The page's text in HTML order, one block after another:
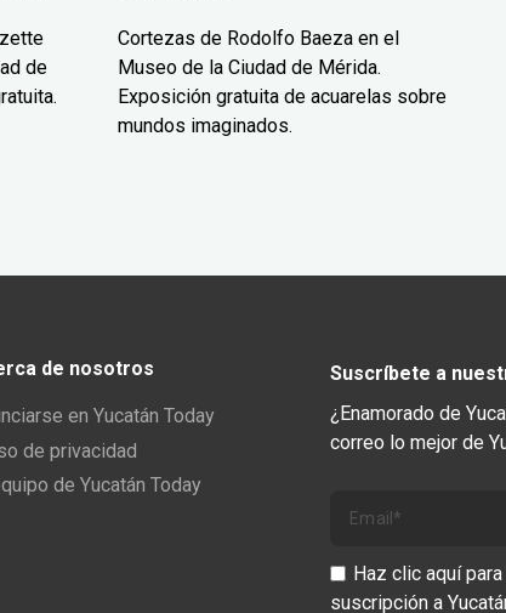
de
Cortezas de Rodolfo Baeza en el
Museo de la Ciudad de Mérida.
Exposición gratuita de acuarelas sobre
mundos imaginados.
de nosotros
en Yucatán Today
de privacidad
de Yucatán Today
Suscríbete a
¿Enamorado de
correo lo mejor de
Haz clic aquí
suscripción a